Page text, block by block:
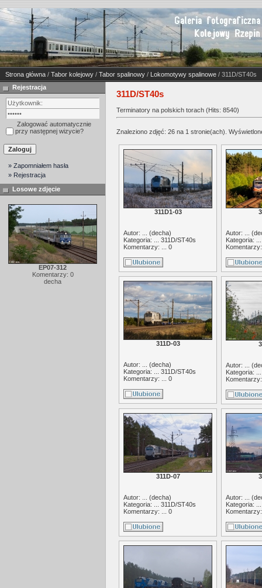
Strona główna / Tabor kolejowy / Tabor spalinowy / Lokomotywy spalinowe / 311D/ST40s
Rejestracja
Zalogować automatycznie
przy następnej wizycie?
» Zapomniałem hasła
» Rejestracja
Losowe zdjęcie
EP07-312
Komentarzy: 0
decha
311D/ST40s
Terminatory na polskich torach (Hits: 8540)
Znaleziono zdjęć: 26 na 1 stronie(ach).
311D1-03
Autor: ... (decha)
Kategoria: ... 311D/ST40s
Komentarzy: ... 0
Autor: ... (
Kategoria:
311D-03
Autor: ... (decha)
Kategoria: ... 311D/ST40s
Komentarzy: ... 0
Autor: ... (
Kategoria:
311D-07
Autor: ... (decha)
Kategoria: ... 311D/ST40s
Komentarzy: ... 0
Autor: ... (
Kategoria: